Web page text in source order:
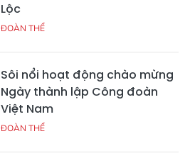
Lộc
ĐOÀN THỂ
Sôi nổi hoạt động chào mừng
Ngày thành lập Công đoàn
Việt Nam
ĐOÀN THỂ